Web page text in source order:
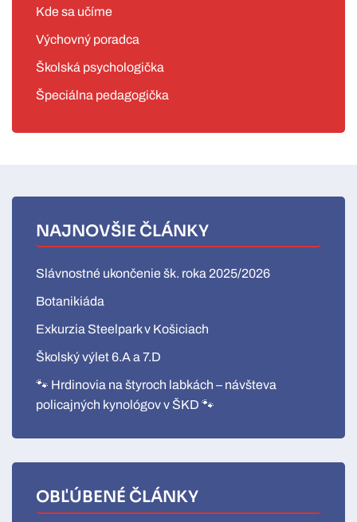
Kde sa učíme
Výchovný poradca
Školská psychologička
Špeciálna pedagogička
NAJNOVŠIE ČLÁNKY
Slávnostné ukončenie šk. roka 2025/2026
Botanikiáda
Exkurzia Steelpark v Košiciach
Školský výlet 6.A a 7.D
🐾 Hrdinovia na štyroch labkách – návšteva
policajných kynológov v ŠKD 🐾
OBĽÚBENÉ ČLÁNKY